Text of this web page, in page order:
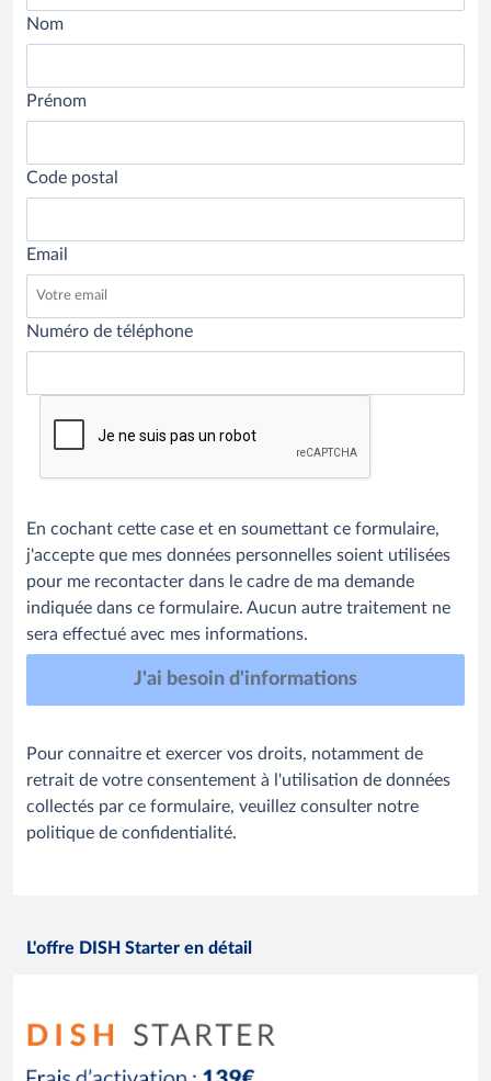
Nom
Prénom
Code postal
Email
Numéro de téléphone
En cochant cette case et en soumettant ce formulaire,
j'accepte que mes données personnelles soient utilisées
pour me recontacter dans le cadre de ma demande
indiquée dans ce formulaire. Aucun autre traitement ne
sera effectué avec mes informations.
Pour connaitre et exercer vos droits, notamment de
retrait de votre consentement à l'utilisation de données
collectés par ce formulaire, veuillez consulter notre
politique de confidentialité.
L'offre DISH Starter en détail